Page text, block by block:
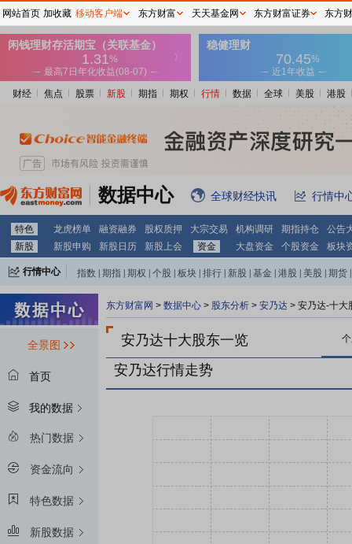
财经 焦点 股票 新股 期指 期权 行情 数据 全球 美股 港股
数据中心 全球财经快讯 行情中
特色 龙虎榜单 融资融券 股权质押 大宗交易 机构调研 期指持仓
公告
新股
新股申购 新股日历 新股上会 资金 大盘资金 个股资金 板块
行情中心 指数 期指 期权 个股 板块 排行 新股 基金 港股 美股 期货
全景图
首页
我的数据
热门数据
资金流向
特色数据
新股数据
东方财富网 > 数据中心 > 股东分析 > 安乃达 > 安乃达-十大
安乃达十大股东一览
安乃达行情走势
网站首页 加收藏 移动客户端 东方财富 天天基金网 东方财富证券 东方